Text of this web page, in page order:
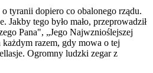
tyranii dopiero co obalonego rządu.
tego było mało, przeprowadził
Pana", „Jego Najwznioślejszej
razem, gdy mowa o tej
Ogromny ludzki zegar z